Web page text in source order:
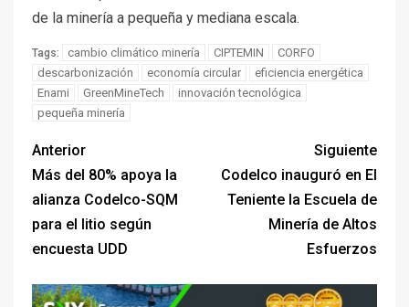
de la minería a pequeña y mediana escala.
Tags: cambio climático minería CIPTEMIN
CORFO
descarbonización
economía circular
eficiencia energética
Enami
GreenMineTech
innovación tecnológica
pequeña minería
Anterior
Más del 80% apoya la
alianza Codelco-SQM
para el litio según
encuesta UDD
Siguiente
Codelco inauguró en El
Teniente la Escuela de
Minería de Altos
Esfuerzos